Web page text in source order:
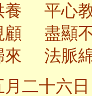
養 平心
顧 盡顯
來 法脈
二十六日